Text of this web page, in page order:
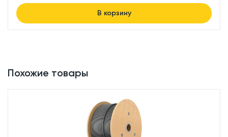
В корзину
Похожие товары